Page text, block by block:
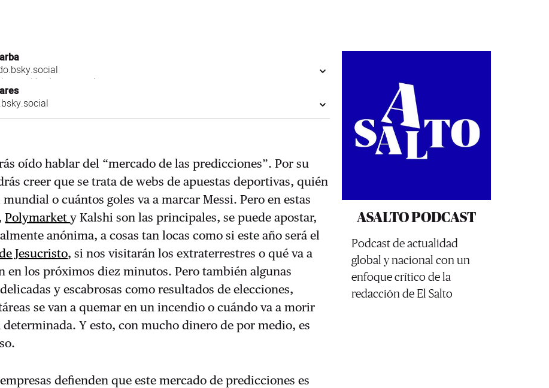
sección de economía
oído hablar del “mercado de las predicciones”. Por su
creer que se trata de webs de apuestas deportivas, quién
mundial o cuántos goles va a marcar Messi. Pero en estas
Polymarkety Kalshi son las principales, se puede apostar,
anónima, a cosas tan locas como si este año será el
Jesucristo, si nos visitarán los extraterrestres o qué va a
en los próximos diez minutos. Pero también algunas
y escabrosas como resultados de elecciones,
se van a quemar en un incendio o cuándo va a morir
determinada. Y esto, con mucho dinero de por medio, es
defienden que este mercado de predicciones es
ASALTO PODCAST
Podcast de actualidad
global y nacional con un
enfoque crítico de la
redacción de El Salto